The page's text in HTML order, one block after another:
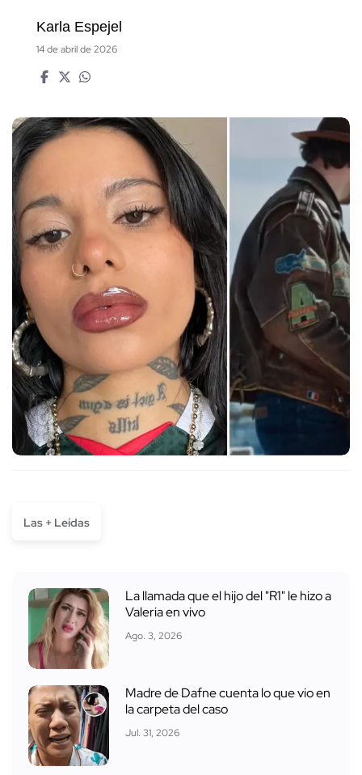
Karla Espejel
14 de abril de 2026
Las + Leídas
La llamada que el hijo del "R1" le hizo a
Valeria en vivo
Ago. 3, 2026
Madre de Dafne cuenta lo que vio en
la carpeta del caso
Jul. 31, 2026